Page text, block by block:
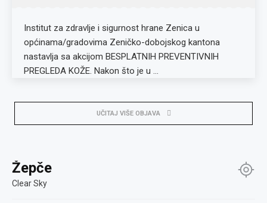
Institut za zdravlje i sigurnost hrane Zenica u
općinama/gradovima Zeničko-dobojskog kantona
nastavlja sa akcijom BESPLATNIH PREVENTIVNIH
PREGLEDA KOŽE. Nakon što je u …
UČITAJ VIŠE OBJAVA
Žepče
Clear Sky